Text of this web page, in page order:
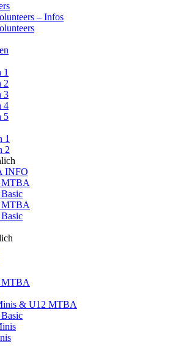
– Infos
1
2
3
4
5
1
2
INFO
MTBA
MTBA
MTBA
& U12 MTBA